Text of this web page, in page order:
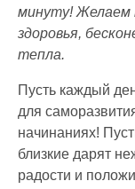
минуту! Желаем
здоровья,
тепла.
Пусть каждый
для
начинаниях!
близкие дарят
радости и